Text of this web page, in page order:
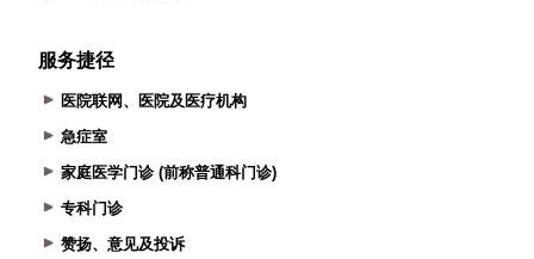
服务捷径
医院联网、医院及医疗机构
急症室
家庭医学门诊 (前称普通科门诊)
专科门诊
赞扬、意见及投诉